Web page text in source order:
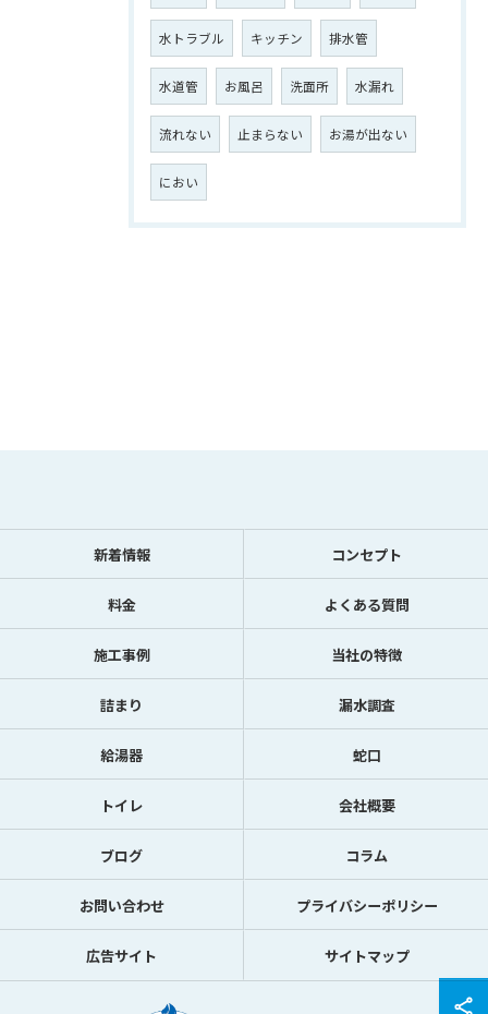
水トラブル キッチン 排水管
水道管 お風呂 洗面所 水漏れ
流れない 止まらない お湯が出ない
におい
新着情報 コンセプト
料金 よくある質問
施工事例 当社の特徴
詰まり 漏水調査
給湯器 蛇口
トイレ 会社概要
ブログ コラム
お問い合わせ プライバシーポリシー
広告サイト サイトマップ